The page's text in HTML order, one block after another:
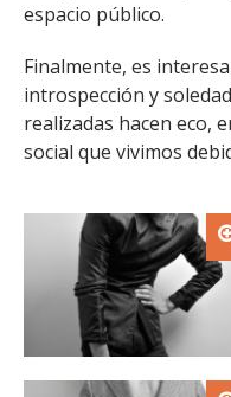
espacio público.
Finalmente, es
introspección y
realizadas hacen eco,
social que vivimos